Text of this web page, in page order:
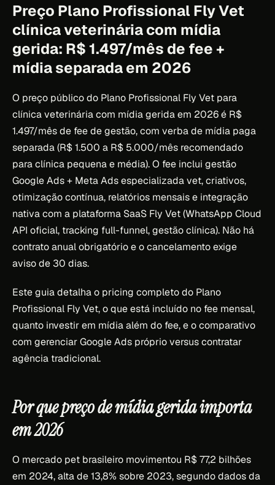
Preço Plano Profissional Fly Vet
clínica veterinária com mídia
gerida: R$ 1.497/mês de fee +
mídia separada em 2026
O preço público do Plano Profissional Fly Vet para
clínica veterinária com mídia gerida em 2026 é R$
1.497/mês de fee de gestão, com verba de mídia paga
separada (R$ 1.500 a R$ 5.000/mês recomendado
para clínica pequena e média). O fee inclui gestão
Google Ads + Meta Ads especializada vet, criativos,
otimização contínua, relatórios mensais e integração
nativa com a plataforma SaaS Fly Vet (WhatsApp Cloud
API oficial, tracking full-funnel, gestão clínica). Não há
contrato anual obrigatório e o cancelamento exige
aviso de 30 dias.
Este guia detalha o pricing completo do Plano
Profissional Fly Vet, o que está incluído no fee mensal,
quanto investir em mídia além do fee, e o comparativo
com gerenciar Google Ads próprio versus contratar
agência tradicional.
Por que preço de mídia gerida importa
em 2026
O mercado pet brasileiro movimentou R$ 77,2 bilhões
em 2024, alta de 13,8% sobre 2023, segundo dados da